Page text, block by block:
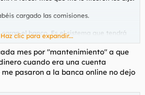
cargado las comisiones.
carga el banco. Es el sistema que tendrá
puedes modificar eso en el sistema,
el mes siguiente?
y dice:
Haz clic para expandir...
mes por "mantenimiento" a que
cuando era una cuenta
pasaron a la banca online no dejo